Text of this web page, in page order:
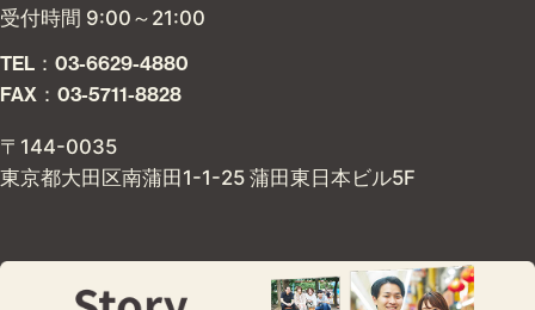
受付時間 9:00～21:00
TEL：03-6629-4880
FAX：03-5711-8828
〒144-0035
東京都大田区南蒲田1-1-25 蒲田東日本ビル5F